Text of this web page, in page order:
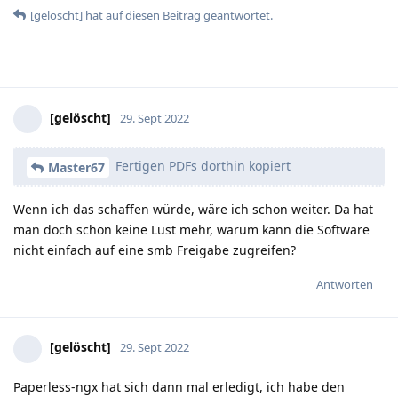
[gelöscht] hatauf diesen Beitrag geantwortet.
[gelöscht] 29. Sept 2022
Master67 Fertigen PDFs dorthin kopiert
Wenn ich das schaffen würde, wäre ich schon weiter. Da hat
man doch schon keine Lust mehr, warum kann die Software
nicht einfach auf eine smb Freigabe zugreifen?
Antworten
[gelöscht] 29. Sept 2022
Paperless-ngx hat sich dann mal erledigt, ich habe den